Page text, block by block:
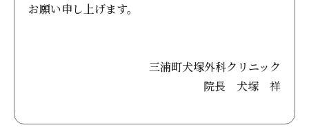
お願い申し上げます。
三浦町犬塚外科クリニック
院長 犬塚 祥